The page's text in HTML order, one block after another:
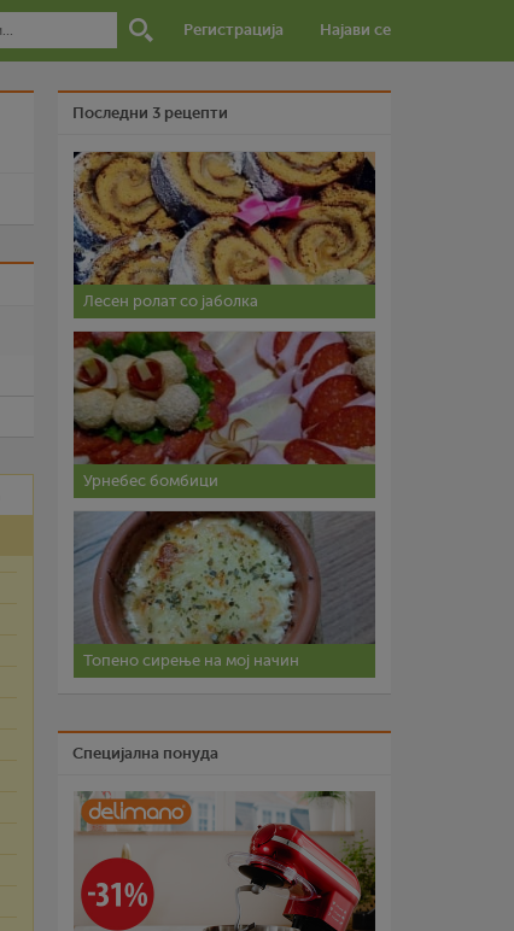
Регистрација Најави се
Последни 3 рецепти
Лесен ролат со јаболка
Урнебес бомбици
Топено сирење на мој начин
Специјална понуда